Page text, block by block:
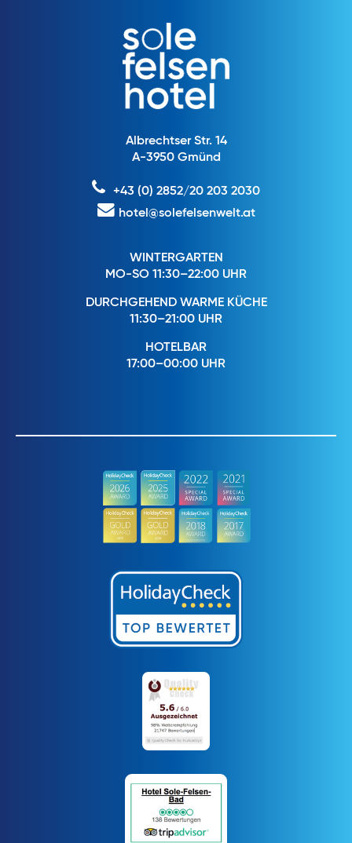
Albrechtser Str. 14
A-3950 Gmünd
+43 (0) 2852/20 203 2030
hotel@solefelsenwelt.at
WINTERGARTEN
MO-SO 11:30–22:00 UHR
DURCHGEHEND WARME KÜCHE
11:30–21:00 UHR
HOTELBAR
17:00–00:00 UHR